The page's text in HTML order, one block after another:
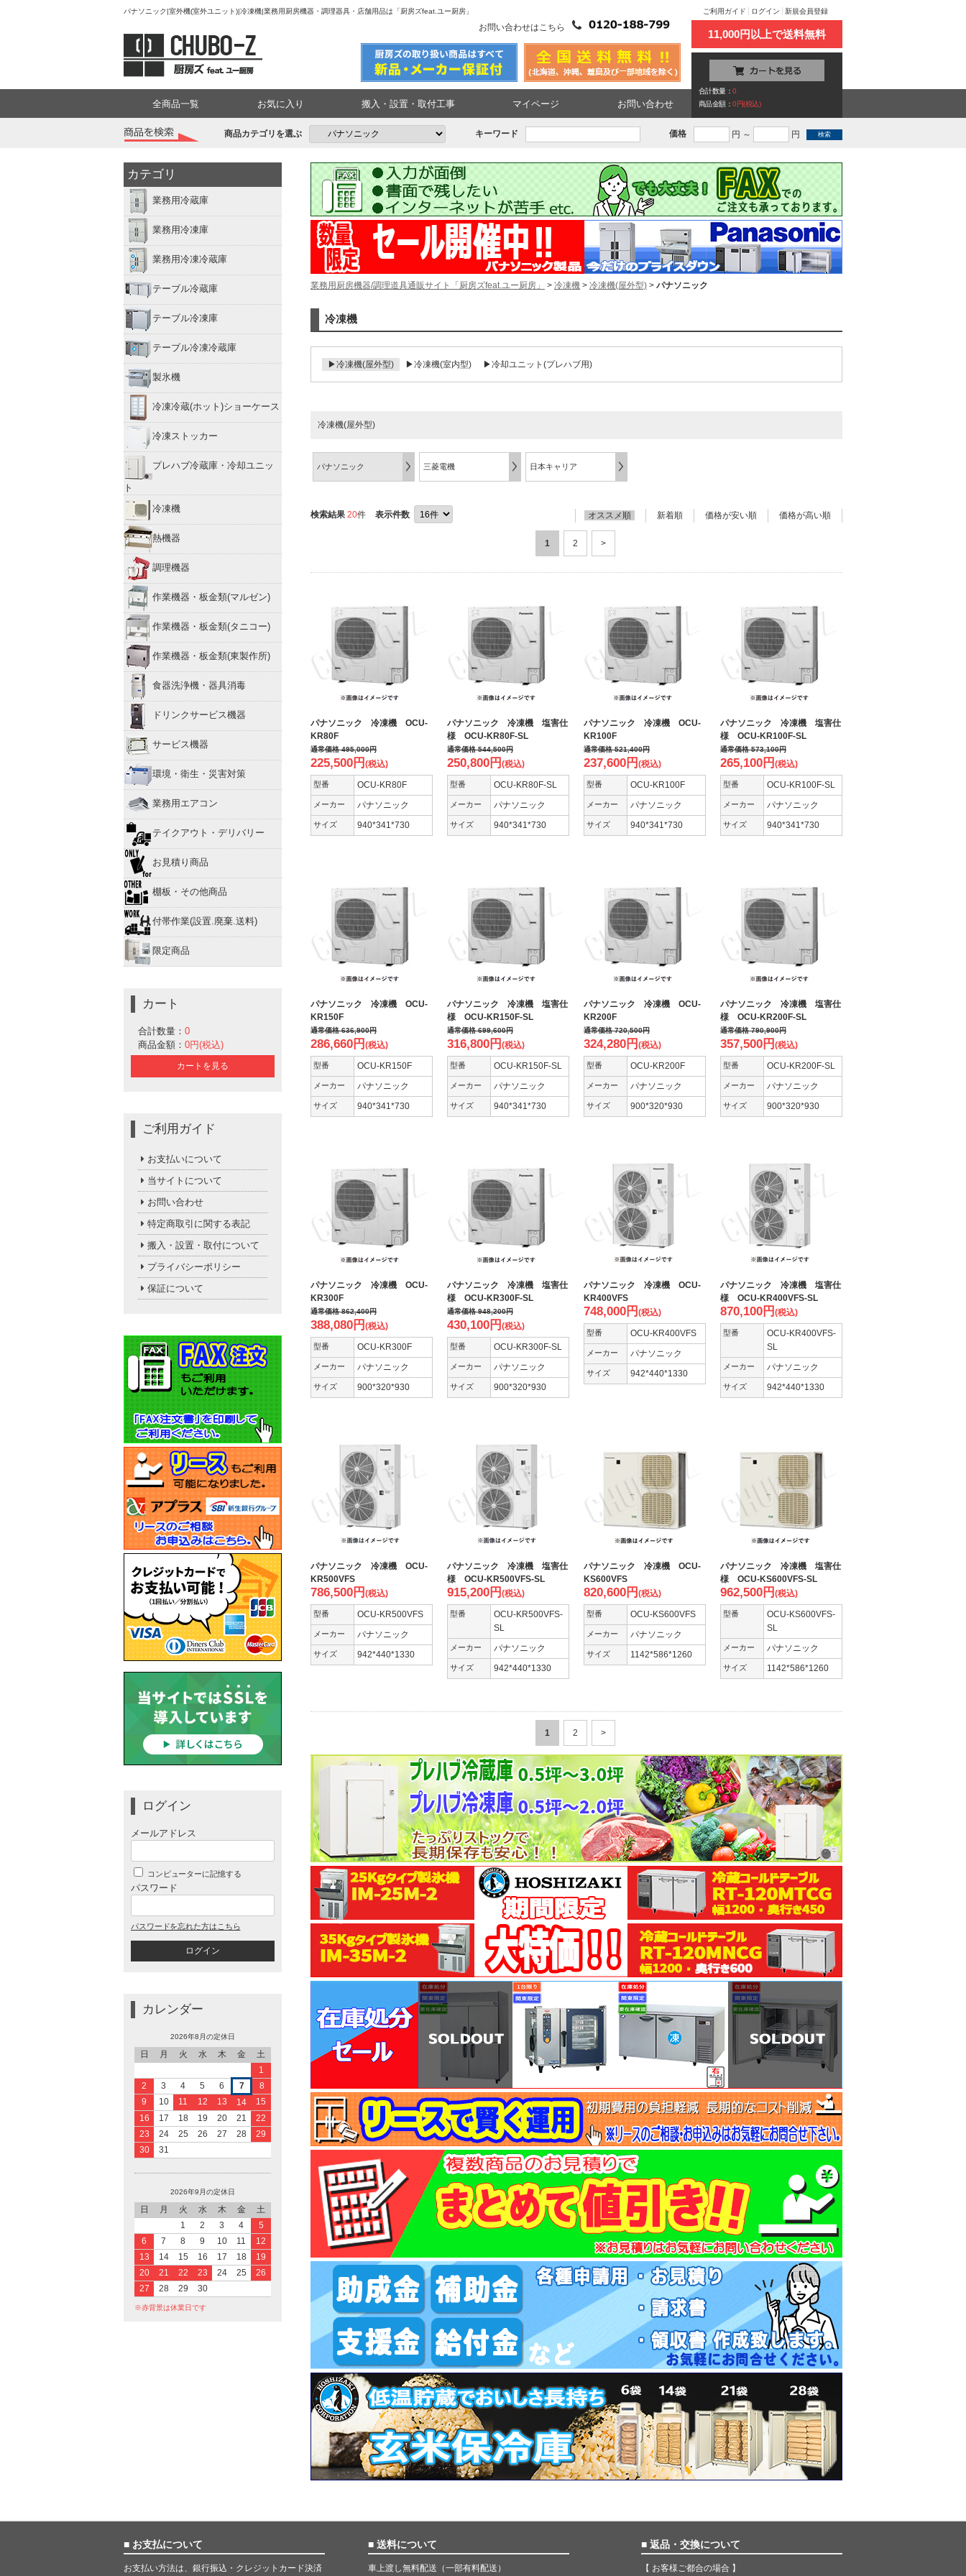
パナソニック|室外機(室外ユニット)|冷凍機|業務用厨房機器・調理器具・店舗用品は「厨房ズfeat.ユー厨房」
お問い合わせはこちら
ご利用ガイド ログイン 新規会員登録
11,000円以上で送料無料
合計数量：0
商品金額：0円(税込)
全商品一覧 お気に入り 搬入・設置・取付工事 マイページ お問い合わせ
商品カテゴリを選ぶ キーワード 価格 円 ～ 円
カテゴリ
業務用冷蔵庫
業務用冷凍庫
業務用冷凍冷蔵庫
テーブル冷蔵庫
テーブル冷凍庫
テーブル冷凍冷蔵庫
製氷機
冷凍冷蔵(ホット)ショーケース
冷凍ストッカー
プレハブ冷蔵庫・冷却ユニッ
ト
冷凍機
熱機器
調理機器
作業機器・板金類(マルゼン)
作業機器・板金類(タニコー)
作業機器・板金類(東製作所)
食器洗浄機・器具消毒
ドリンクサービス機器
サービス機器
環境・衛生・災害対策
業務用エアコン
テイクアウト・デリバリー
お見積り商品
棚板・その他商品
付帯作業(設置.廃棄.送料)
限定商品
カート
合計数量： 0
商品金額： 0円(税込)
カートを見る
ご利用ガイド
お支払いについて
当サイトについて
お問い合わせ
特定商取引に関する表記
搬入・設置・取付について
プライバシーポリシー
保証について
ログイン
メールアドレス
コンピューターに記憶する
パスワード
パスワードを忘れた方はこちら
カレンダー
2026年8月の定休日
日 月 火 水 木 金
土
1
2
3 4 5 6 7
8
9
10 11 12 13 14
15
16
17 18 19 20 21
22
23
24 25 26 27 28
29
30
31
2026年9月の定休日
日 月 火 水 木 金
土
1
2 3 4
5
6
7 8 9 10 11
12
13
14 15 16 17 18
19
20
21 22 23 24 25
26
27
28 29 30
※赤背景は休業日です
業務用厨房機器/調理道具通販サイト「厨房ズfeat.ユー厨房」 > 冷凍機 > 冷凍機(屋外型) > パナソニック
冷凍機
▶冷凍機(屋外型) ▶冷凍機(室内型) ▶冷却ユニット(プレハブ用)
冷凍機(屋外型)
パナソニック 三菱電機 日本キャリア
検索結果 20件 表示件数 オススメ順 新着順 価格が安い順 価格が高い順
1 2 >
パナソニック 冷凍機 OCU-
KR80F
通常価格495,000円
225,500円 (税込)
型番 OCU-KR80F
メーカー パナソニック
サイズ 940*341*730
パナソニック 冷凍機 塩害仕
様 OCU-KR80F-SL
通常価格544,500円
250,800円 (税込)
型番 OCU-KR80F-SL
メーカー パナソニック
サイズ 940*341*730
パナソニック 冷凍機 OCU-
KR100F
通常価格521,400円
237,600円 (税込)
型番 OCU-KR100F
メーカー パナソニック
サイズ 940*341*730
パナソニック 冷凍機 塩害仕
様 OCU-KR100F-SL
通常価格573,100円
265,100円 (税込)
型番 OCU-KR100F-SL
メーカー パナソニック
サイズ 940*341*730
パナソニック 冷凍機 OCU-
KR150F
通常価格636,900円
286,660円 (税込)
型番 OCU-KR150F
メーカー パナソニック
サイズ 940*341*730
パナソニック 冷凍機 塩害仕
様 OCU-KR150F-SL
通常価格699,600円
316,800円 (税込)
型番 OCU-KR150F-SL
メーカー パナソニック
サイズ 940*341*730
パナソニック 冷凍機 OCU-
KR200F
通常価格720,500円
324,280円 (税込)
型番 OCU-KR200F
メーカー パナソニック
サイズ 900*320*930
パナソニック 冷凍機 塩害仕
様 OCU-KR200F-SL
通常価格790,900円
357,500円 (税込)
型番 OCU-KR200F-SL
メーカー パナソニック
サイズ 900*320*930
パナソニック 冷凍機 OCU-
KR300F
通常価格862,400円
388,080円 (税込)
型番 OCU-KR300F
メーカー パナソニック
サイズ 900*320*930
パナソニック 冷凍機 塩害仕
様 OCU-KR300F-SL
通常価格948,200円
430,100円 (税込)
型番 OCU-KR300F-SL
メーカー パナソニック
サイズ 900*320*930
パナソニック 冷凍機 OCU-
KR400VFS
748,000円 (税込)
型番 OCU-KR400VFS
メーカー パナソニック
サイズ 942*440*1330
パナソニック 冷凍機 塩害仕
様 OCU-KR400VFS-SL
870,100円 (税込)
型番
OCU-KR400VFS-
SL
メーカー パナソニック
サイズ 942*440*1330
パナソニック 冷凍機 OCU-
KR500VFS
786,500円 (税込)
型番 OCU-KR500VFS
メーカー パナソニック
サイズ 942*440*1330
パナソニック 冷凍機 塩害仕
様 OCU-KR500VFS-SL
915,200円 (税込)
型番
OCU-KR500VFS-
SL
メーカー パナソニック
サイズ 942*440*1330
パナソニック 冷凍機 OCU-
KS600VFS
820,600円 (税込)
型番 OCU-KS600VFS
メーカー パナソニック
サイズ 1142*586*1260
パナソニック 冷凍機 塩害仕
様 OCU-KS600VFS-SL
962,500円 (税込)
型番
OCU-KS600VFS-
SL
メーカー パナソニック
サイズ 1142*586*1260
1 2 >
■ お支払について
お支払い方法は、銀行振込・クレジットカード決済
■ 送料について
車上渡し無料配送（一部有料配送）
■ 返品・交換について
【 お客様ご都合の場合 】